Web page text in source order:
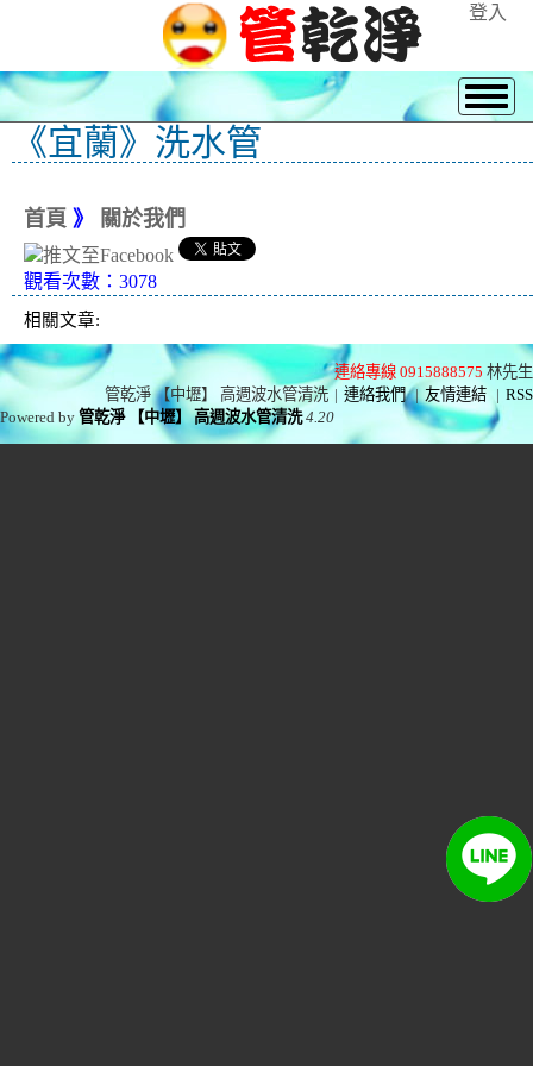
登入
《宜蘭》洗水管
首頁 》 關於我們
觀看次數：3078
相關文章:
連絡專線 0915888575 林先生
管乾淨 【中壢】 高週波水管清洗 | 連絡我們 | 友情連結 | RSS
Powered by管乾淨 【中壢】 高週波水管清洗 4.20